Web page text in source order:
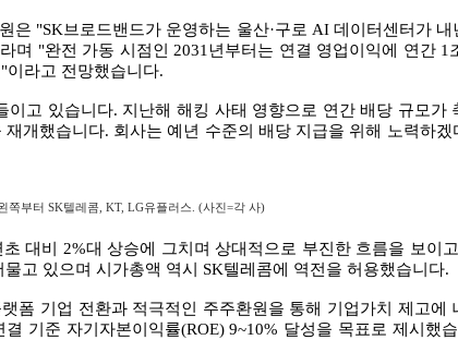
은 "SK브로드밴드가 운영하는 울산·구로 AI 데이터센터가 내
며 "완전 가동 시점인 2031년부터는 연결 영업이익에 연간 1
이라고 전망했습니다.
이고 있습니다. 지난해 해킹 사태 영향으로 연간 배당 규모가
개했습니다. 회사는 예년 수준의 배당 지급을 위해 노력하겠
쪽부터 SK텔레콤, KT, LG유플러스. (사진=각 사)
대비 2%대 상승에 그치며 상대적으로 부진한 흐름을 보이
고 있으며 시가총액 역시 SK텔레콤에 역전을 허용했습니다.
폼 기업 전환과 적극적인 주주환원을 통해 기업가치 제고에
기준 자기자본이익률(ROE) 9~10% 달성을 목표로 제시했